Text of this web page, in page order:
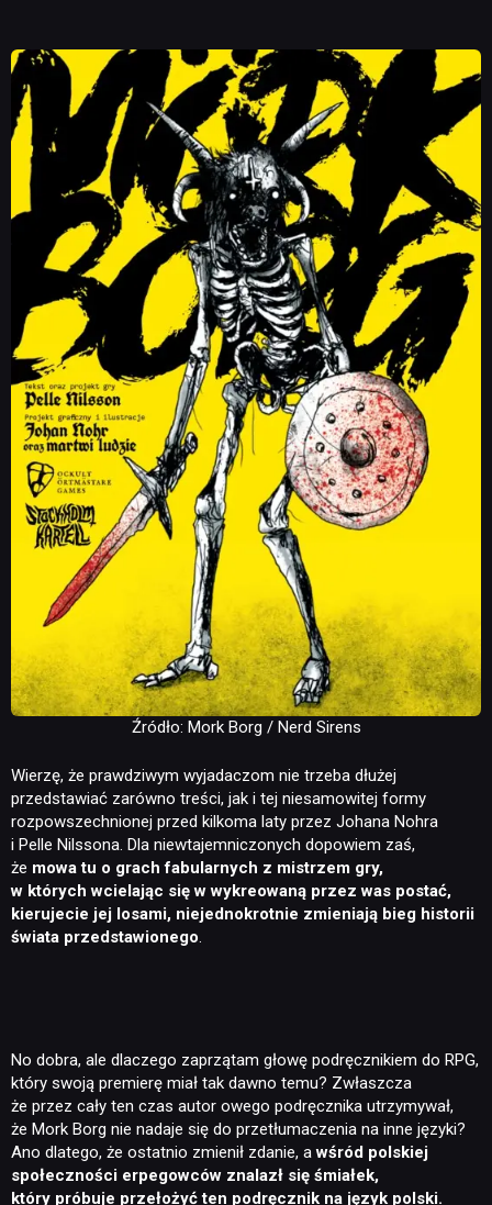
Źródło: Mork Borg / Nerd Sirens
Wierzę, że prawdziwym wyjadaczom nie trzeba dłużej
przedstawiać zarówno treści, jak i tej niesamowitej formy
rozpowszechnionej przed kilkoma laty przez Johana Nohra
i Pelle Nilssona. Dla niewtajemniczonych dopowiem zaś,
że mowa tu o grach fabularnych z mistrzem gry,
w których wcielając się w wykreowaną przez was postać,
kierujecie jej losami, niejednokrotnie zmieniają bieg historii
świata przedstawionego.
No dobra, ale dlaczego zaprzątam głowę podręcznikiem do RPG,
który swoją premierę miał tak dawno temu? Zwłaszcza
że przez cały ten czas autor owego podręcznika utrzymywał,
że Mork Borg nie nadaje się do przetłumaczenia na inne języki?
Ano dlatego, że ostatnio zmienił zdanie, awśród polskiej
społeczności erpegowców znalazł się śmiałek,
który próbuje przełożyć ten podręcznik na język polski.